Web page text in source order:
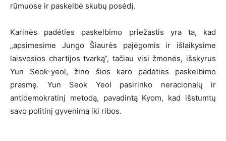
rūmuose ir paskelbė skubų posėdį.
Karinės padėties paskelbimo priežastis yra ta, kad
„apsimesime Jungo Šiaurės pajėgomis ir išlaikysime
laisvosios chartijos tvarką“, tačiau visi žmonės, išskyrus
Yun Seok-yeol, žino šios karo padėties paskelbimo
prasmę. Yun Seok Yeol pasirinko neracionalų ir
antidemokratinį metodą, pavadintą Kyom, kad išstumtų
savo politinį gyvenimą iki ribos.